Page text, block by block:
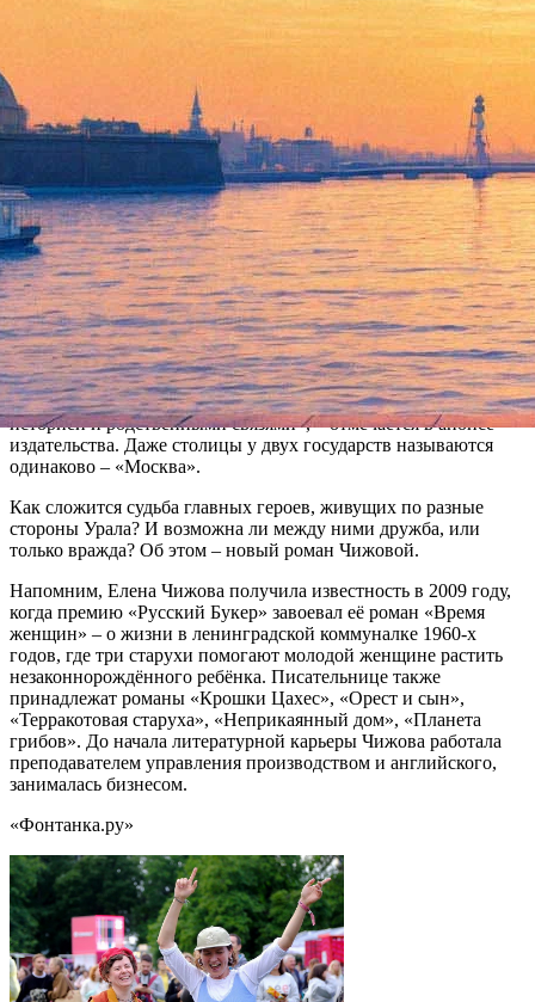
Петербургская писательница, лауреат премии «Русский
Букер» Елена Чижова выпустила новый роман «Китаист».
Книга в жанре антиутопии уже отпечатана и поступит в
продажу сегодня, 19 января, сообщает издательство «Редакция
Елены Шубиной».
Действие посвящено послевоенной истории, которая
трактуется в альтернативном ключе. Фашистские войска
дошли до Урала и основали на Западе нашей страны своё
государство – Россию. Восточные территории сохранились за
СССР. «У каждой из стран своя идеология, государственное
устройство, даже язык – но их жители объединены общей
историей и родственными связями», – отмечается в анонсе
издательства. Даже столицы у двух государств называются
одинаково – «Москва».
Как сложится судьба главных героев, живущих по разные
стороны Урала? И возможна ли между ними дружба, или
только вражда? Об этом – новый роман Чижовой.
Напомним, Елена Чижова получила известность в 2009 году,
когда премию «Русский Букер» завоевал её роман «Время
женщин» – о жизни в ленинградской коммуналке 1960-х
годов, где три старухи помогают молодой женщине растить
незаконнорождённого ребёнка. Писательнице также
принадлежат романы «Крошки Цахес», «Орест и сын»,
«Терракотовая старуха», «Неприкаянный дом», «Планета
грибов». До начала литературной карьеры Чижова работала
преподавателем управления производством и английского,
занималась бизнесом.
«Фонтанка.ру»